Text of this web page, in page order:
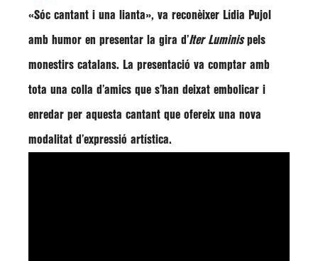
«Sóc cantant i una lianta», va reconèixer Lídia Pujol
amb humor en presentar la gira d’Iter Luminispels
monestirs catalans. La presentació va comptar amb
tota una colla d’amics que s’han deixat embolicar i
enredar per aquesta cantant que ofereix una nova
modalitat d’expressió artística.